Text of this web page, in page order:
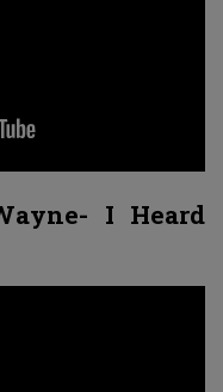
I Heard